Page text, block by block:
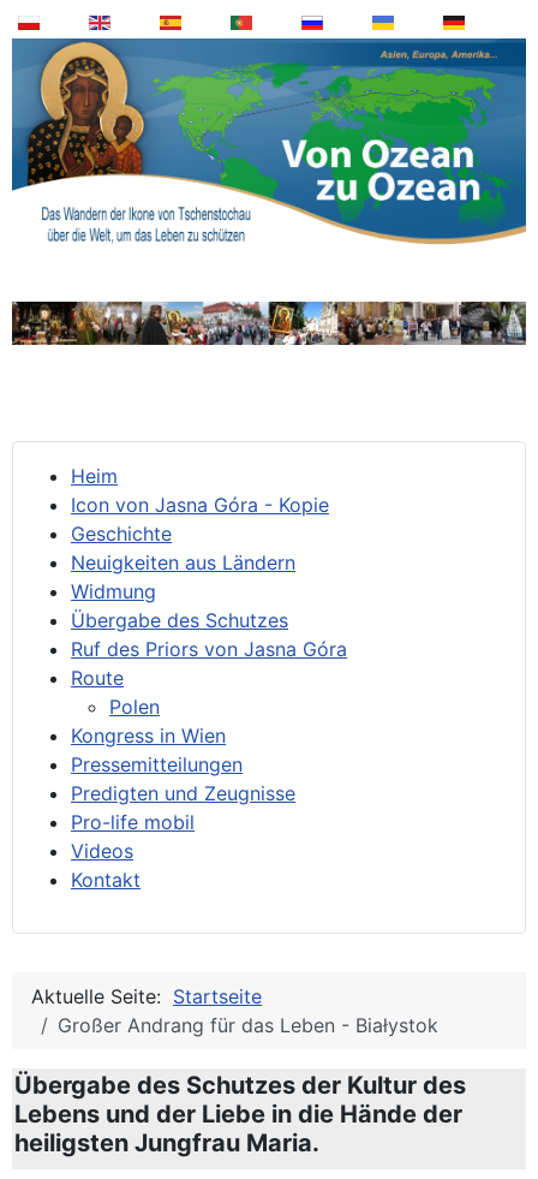
Heim
Icon von Jasna Góra - Kopie
Geschichte
Neuigkeiten aus Ländern
Widmung
Übergabe des Schutzes
Ruf des Priors von Jasna Góra
Route
Polen
Kongress in Wien
Pressemitteilungen
Predigten und Zeugnisse
Pro-life mobil
Videos
Kontakt
Aktuelle Seite: Startseite
Großer Andrang für das Leben - Białystok
Übergabe des Schutzes der Kultur des
Lebens und der Liebe in die Hände der
heiligsten Jungfrau Maria.